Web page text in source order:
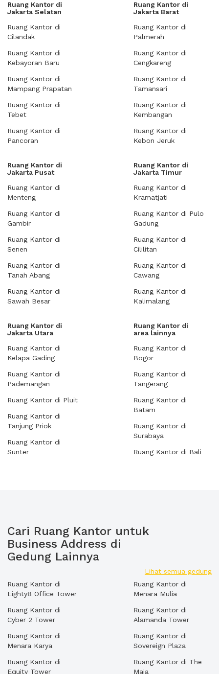
Ruang Kantor di
Jakarta Selatan
Ruang Kantor di
Cilandak
Ruang Kantor di
Kebayoran Baru
Ruang Kantor di
Mampang Prapatan
Ruang Kantor di
Tebet
Ruang Kantor di
Pancoran
Ruang Kantor di
Jakarta Barat
Ruang Kantor di
Palmerah
Ruang Kantor di
Cengkareng
Ruang Kantor di
Tamansari
Ruang Kantor di
Kembangan
Ruang Kantor di
Kebon Jeruk
Ruang Kantor di
Jakarta Pusat
Ruang Kantor di
Menteng
Ruang Kantor di
Gambir
Ruang Kantor di
Senen
Ruang Kantor di
Tanah Abang
Ruang Kantor di
Sawah Besar
Ruang Kantor di
Jakarta Timur
Ruang Kantor di
Kramatjati
Ruang Kantor di Pulo
Gadung
Ruang Kantor di
Cililitan
Ruang Kantor di
Cawang
Ruang Kantor di
Kalimalang
Ruang Kantor di
Jakarta Utara
Ruang Kantor di
Kelapa Gading
Ruang Kantor di
Pademangan
Ruang Kantor di Pluit
Ruang Kantor di
Tanjung Priok
Ruang Kantor di
Sunter
Ruang Kantor di
area lainnya
Ruang Kantor di
Bogor
Ruang Kantor di
Tangerang
Ruang Kantor di
Batam
Ruang Kantor di
Surabaya
Ruang Kantor di Bali
Cari Ruang Kantor untuk
Business Address di
Gedung Lainnya
Lihat semua gedung
Ruang Kantor di
Eighty8 Office Tower
Ruang Kantor di
Cyber 2 Tower
Ruang Kantor di
Menara Karya
Ruang Kantor di
Equity Tower
Ruang Kantor di
Menara Mulia
Ruang Kantor di
Alamanda Tower
Ruang Kantor di
Sovereign Plaza
Ruang Kantor di The
Maja